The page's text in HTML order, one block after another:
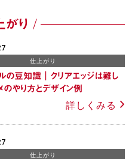
がり
仕上がり
の豆知識｜クリアエッジは難し
のやり方とデザイン例
詳しくみる
仕上がり